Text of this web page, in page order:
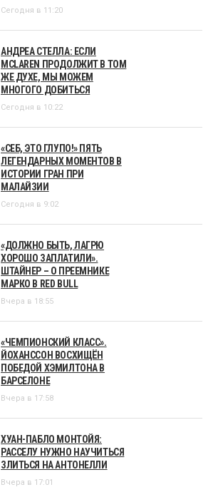
Сегодня в 11:20
АНДРЕА СТЕЛЛА: ЕСЛИ
MCLAREN ПРОДОЛЖИТ В ТОМ
ЖЕ ДУХЕ, МЫ МОЖЕМ
МНОГОГО ДОБИТЬСЯ
Сегодня в 10:22
«СЕБ, ЭТО ГЛУПО!» ПЯТЬ
ЛЕГЕНДАРНЫХ МОМЕНТОВ В
ИСТОРИИ ГРАН ПРИ
МАЛАЙЗИИ
Сегодня в 9:02
«ДОЛЖНО БЫТЬ, ЛАГРЮ
ХОРОШО ЗАПЛАТИЛИ».
ШТАЙНЕР – О ПРЕЕМНИКЕ
МАРКО В RED BULL
Вчера в 18:55
«ЧЕМПИОНСКИЙ КЛАСС».
ЙОХАНССОН ВОСХИЩЁН
ПОБЕДОЙ ХЭМИЛТОНА В
БАРСЕЛОНЕ
Вчера в 17:58
ХУАН-ПАБЛО МОНТОЙЯ:
РАССЕЛУ НУЖНО НАУЧИТЬСЯ
ЗЛИТЬСЯ НА АНТОНЕЛЛИ
Вчера в 17:01